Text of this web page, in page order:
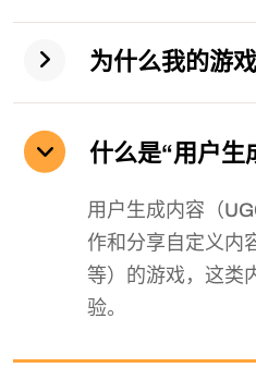
为什么我的游
什么是“用户生
用户生成内容（
作和分享自定义内
等）的游戏，这类
验。